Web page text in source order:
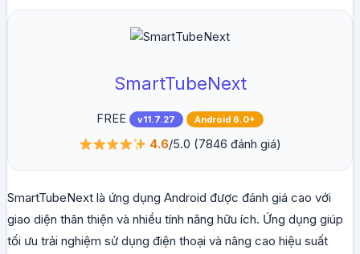
SmartTubeNext
FREE v11.7.27 Android 6.0+
4.6/5.0 (7846 đánh giá)
SmartTubeNext là ứng dụng Android được đánh giá cao với
giao diện thân thiện và nhiều tính năng hữu ích. Ứng dụng giúp
tối ưu trải nghiệm sử dụng điện thoại và nâng cao hiệu suất